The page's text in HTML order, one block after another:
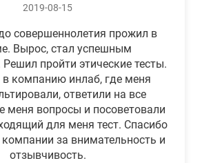
2019-08-15
совершеннолетия прожил в
Вырос, стал успешным
пройти этические тесты.
в компанию инлаб, где меня
ответили на все
меня вопросы и посоветовали
для меня тест. Спасибо
за внимательность и
отзывчивость.